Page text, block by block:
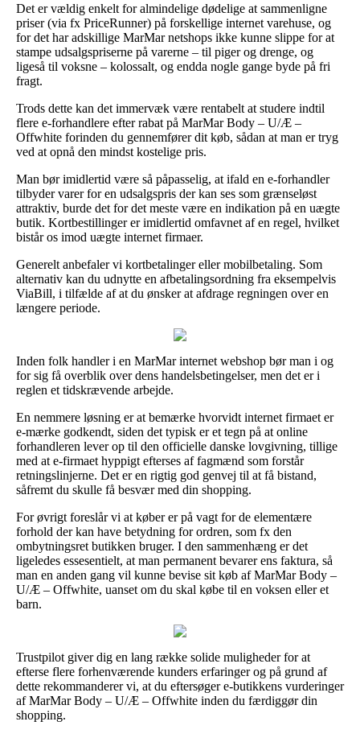
Det er vældig enkelt for almindelige dødelige at sammenligne
priser (via fx PriceRunner) på forskellige internet varehuse, og
for det har adskillige MarMar netshops ikke kunne slippe for at
stampe udsalgspriserne på varerne – til piger og drenge, og
ligeså til voksne – kolossalt, og endda nogle gange byde på fri
fragt.
Trods dette kan det immervæk være rentabelt at studere indtil
flere e-forhandlere efter rabat på MarMar Body – U/Æ –
Offwhite forinden du gennemfører dit køb, sådan at man er tryg
ved at opnå den mindst kostelige pris.
Man bør imidlertid være så påpasselig, at ifald en e-forhandler
tilbyder varer for en udsalgspris der kan ses som grænseløst
attraktiv, burde det for det meste være en indikation på en uægte
butik. Kortbestillinger er imidlertid omfavnet af en regel, hvilket
bistår os imod uægte internet firmaer.
Generelt anbefaler vi kortbetalinger eller mobilbetaling. Som
alternativ kan du udnytte en afbetalingsordning fra eksempelvis
ViaBill, i tilfælde af at du ønsker at afdrage regningen over en
længere periode.
Inden folk handler i en MarMar internet webshop bør man i og
for sig få overblik over dens handelsbetingelser, men det er i
reglen et tidskrævende arbejde.
En nemmere løsning er at bemærke hvorvidt internet firmaet er
e-mærke godkendt, siden det typisk er et tegn på at online
forhandleren lever op til den officielle danske lovgivning, tillige
med at e-firmaet hyppigt efterses af fagmænd som forstår
retningslinjerne. Det er en rigtig god genvej til at få bistand,
såfremt du skulle få besvær med din shopping.
For øvrigt foreslår vi at køber er på vagt for de elementære
forhold der kan have betydning for ordren, som fx den
ombytningsret butikken bruger. I den sammenhæng er det
ligeledes essesentielt, at man permanent bevarer ens faktura, så
man en anden gang vil kunne bevise sit køb af MarMar Body –
U/Æ – Offwhite, uanset om du skal købe til en voksen eller et
barn.
Trustpilot giver dig en lang række solide muligheder for at
efterse flere forhenværende kunders erfaringer og på grund af
dette rekommanderer vi, at du eftersøger e-butikkens vurderinger
af MarMar Body – U/Æ – Offwhite inden du færdiggør din
shopping.